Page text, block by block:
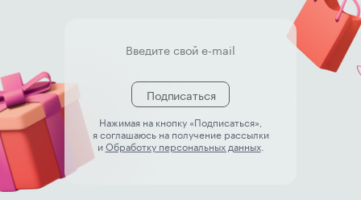
Подписаться
Нажимая на кнопку «Подписаться»,
я соглашаюсь на получение рассылки
иОбработку персональных данных.